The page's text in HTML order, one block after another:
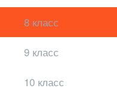
8 класс
9 класс
10 класс